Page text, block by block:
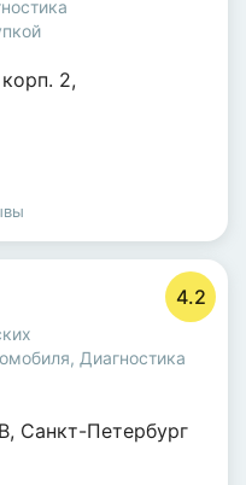
корп. 2,
4.2
, Диагностика
, Санкт-Петербург